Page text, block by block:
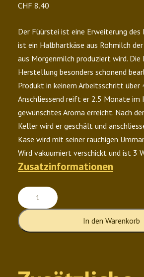
CHF 8.40
Der Füürstei ist eine Erweiterung des
ist ein Halbhartkäse aus Rohmilch
aus Morgenmilch produziert wird. Die
Herstellung besonders schonend
Produkt in keinem Arbeitsschritt über
Anschliessend reift er 2.5 Monate im
gewünschtes Aroma erreicht. Nach
Keller wird er geschält und
Käse wird mit seiner rauchigen
Wird vakuumiert verschickt und ist 3
Zusatzinformationen
Füürstei
Menge
In den Warenkorb